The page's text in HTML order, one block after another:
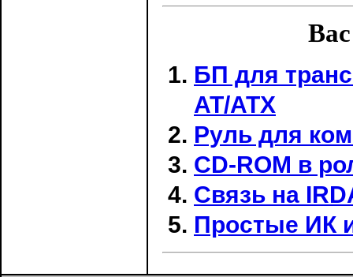
БП для
AT/ATX
Руль для
CD-ROM в
Связь на
Простые ИК